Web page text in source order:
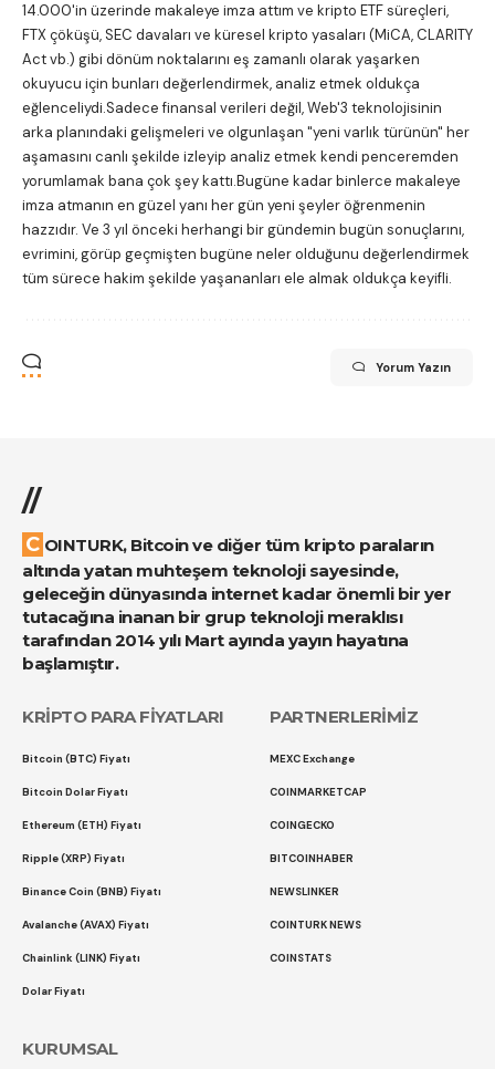
14.000'in üzerinde makaleye imza attım ve kripto ETF süreçleri,
FTX çöküşü, SEC davaları ve küresel kripto yasaları (MiCA, CLARITY
Act vb.) gibi dönüm noktalarını eş zamanlı olarak yaşarken
okuyucu için bunları değerlendirmek, analiz etmek oldukça
eğlenceliydi.Sadece finansal verileri değil, Web'3 teknolojisinin
arka planındaki gelişmeleri ve olgunlaşan "yeni varlık türünün" her
aşamasını canlı şekilde izleyip analiz etmek kendi penceremden
yorumlamak bana çok şey kattı.Bugüne kadar binlerce makaleye
imza atmanın en güzel yanı her gün yeni şeyler öğrenmenin
hazzıdır. Ve 3 yıl önceki herhangi bir gündemin bugün sonuçlarını,
evrimini, görüp geçmişten bugüne neler olduğunu değerlendirmek
tüm sürece hakim şekilde yaşananları ele almak oldukça keyifli.
Yorum Yazın
//
COINTURK, Bitcoin ve diğer tüm kripto paraların
altında yatan muhteşem teknoloji sayesinde,
geleceğin dünyasında internet kadar önemli bir yer
tutacağına inanan bir grup teknoloji meraklısı
tarafından 2014 yılı Mart ayında yayın hayatına
başlamıştır.
KRİPTO PARA FİYATLARI
Bitcoin (BTC) Fiyatı
Bitcoin Dolar Fiyatı
Ethereum (ETH) Fiyatı
Ripple (XRP) Fiyatı
Binance Coin (BNB) Fiyatı
Avalanche (AVAX) Fiyatı
Chainlink (LINK) Fiyatı
Dolar Fiyatı
PARTNERLERİMİZ
MEXC Exchange
COINMARKETCAP
COINGECKO
BITCOINHABER
NEWSLINKER
COINTURK NEWS
COINSTATS
KURUMSAL